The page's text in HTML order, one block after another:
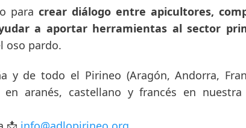
para crear diálogo entre apicultores,
a aportar herramientas al sector
oso pardo.
y de todo el Pirineo (Aragón, Andorra,
aranés, castellano y francés en nuestra